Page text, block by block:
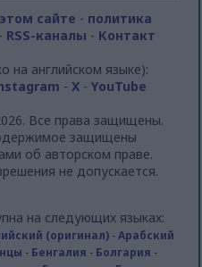
сайте - политика
- RSS-каналы - Контакт
на английском языке):
- X- YouTube
Все права защищены.
защищены
об авторском праве.
не допускается.
на следующих языках:
(оригинал)-Арабский
- Бенгалия - Болгария -